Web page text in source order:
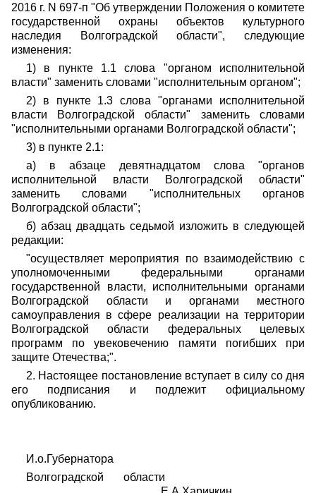
2016 г. N 697-п "Об утверждении Положения о комитете
государственной охраны объектов культурного
наследия Волгоградской области", следующие
изменения:
1) в пункте 1.1 слова "органом исполнительной
власти" заменить словами "исполнительным органом";
2) в пункте 1.3 слова "органами исполнительной
власти Волгоградской области" заменить словами
"исполнительными органами Волгоградской области";
3) в пункте 2.1:
а) в абзаце девятнадцатом слова "органов
исполнительной власти Волгоградской области"
заменить словами "исполнительных органов
Волгоградской области";
б) абзац двадцать седьмой изложить в следующей
редакции:
"осуществляет мероприятия по взаимодействию с
уполномоченными федеральными органами
государственной власти, исполнительными органами
Волгоградской области и органами местного
самоуправления в сфере реализации на территории
Волгоградской области федеральных целевых
программ по увековечению памяти погибших при
защите Отечества;".
2. Настоящее постановление вступает в силу со дня
его подписания и подлежит официальному
опубликованию.
И.о.Губернатора
Волгоградской области